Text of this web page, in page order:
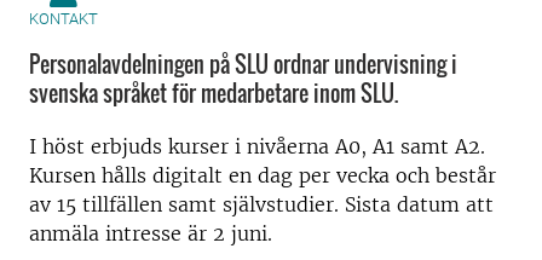
KONTAKT
Personalavdelningen på SLU ordnar undervisning i
svenska språket för medarbetare inom SLU.
I höst erbjuds kurser i nivåerna A0, A1 samt A2.
Kursen hålls digitalt en dag per vecka och består
av 15 tillfällen samt självstudier. Sista datum att
anmäla intresse är 2 juni.